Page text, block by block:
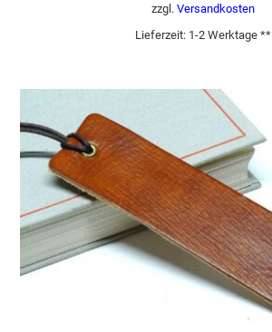
zzgl. Versandkosten
Lieferzeit: 1-2 Werktage **